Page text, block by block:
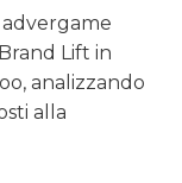
Lift in
analizzando
alla